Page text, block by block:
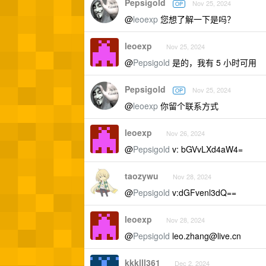
Pepsigold OP Nov 25, 2024
@leoexp 您想了解一下是吗？
leoexp Nov 25, 2024
@Pepsigold 是的，我有 5 小时可用
Pepsigold OP Nov 25, 2024
@leoexp 你留个联系方式
leoexp Nov 26, 2024
@Pepsigold v: bGVvLXd4aW4=
taozywu Nov 28, 2024
@Pepsigold v:dGFvenl3dQ==
leoexp Nov 28, 2024
@Pepsigold leo.zhang@live.cn
kkklll361 Dec 2, 2024